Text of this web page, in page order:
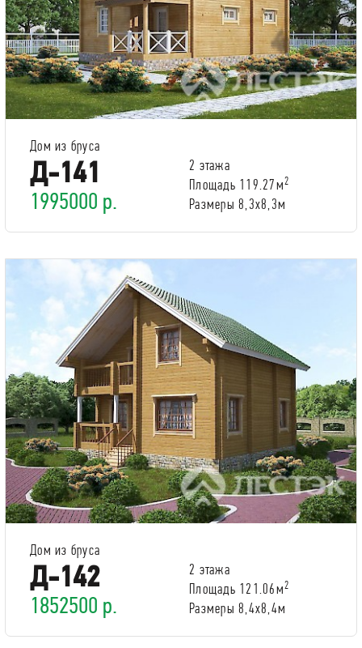
Дом из бруса
Д-141
1995000 р.
2 этажа
Площадь 119.27м2
Размеры 8,3х8,3м
Дом из бруса
Д-142
1852500 р.
2 этажа
Площадь 121.06м2
Размеры 8,4х8,4м